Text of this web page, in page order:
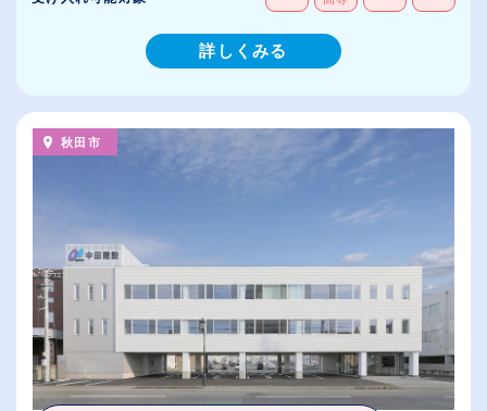
詳しくみる
秋田市